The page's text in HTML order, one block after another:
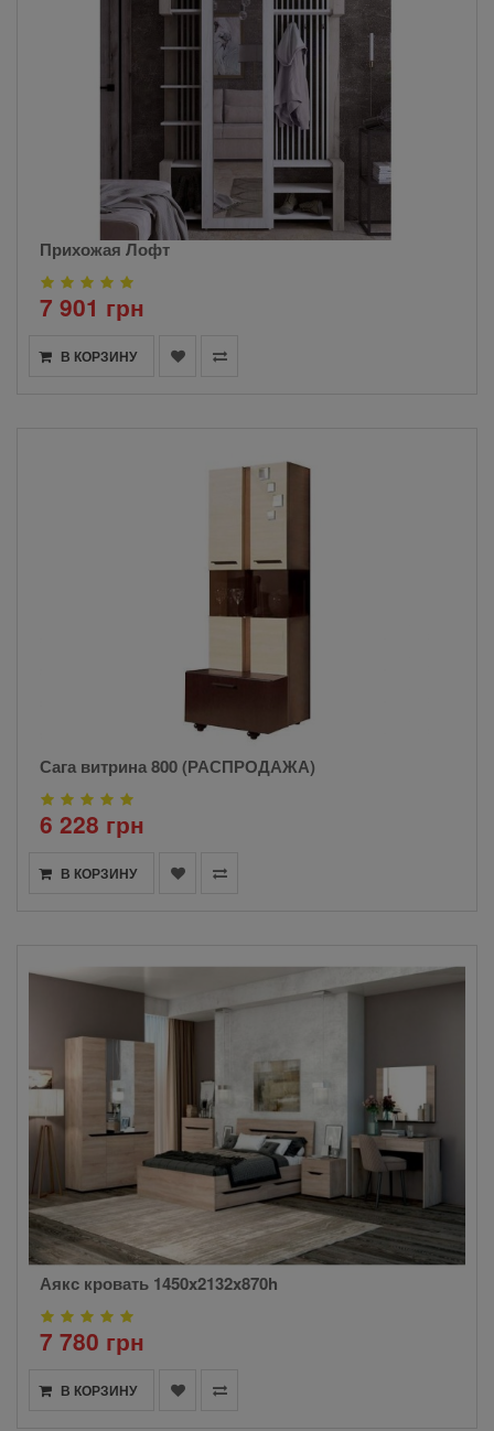
Прихожая Лофт
7 901 грн
В КОРЗИНУ
Сага витрина 800 (РАСПРОДАЖА)
6 228 грн
В КОРЗИНУ
Аякс кровать 1450x2132x870h
7 780 грн
В КОРЗИНУ